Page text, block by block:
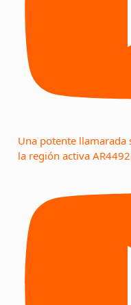
Una potente llamarada
la región activa